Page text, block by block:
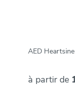
AED
à partir de